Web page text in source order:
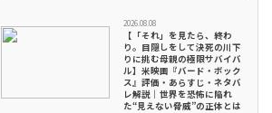
2026.08.08
【「それ」を見たら、終わ
り。目隠しをして決死の川下
りに挑む母親の極限サバイバ
ル】米映画『バード・ボック
ス』評価・あらすじ・ネタバ
レ解説｜世界を恐怖に陥れ
た“見えない脅威”の正体とは